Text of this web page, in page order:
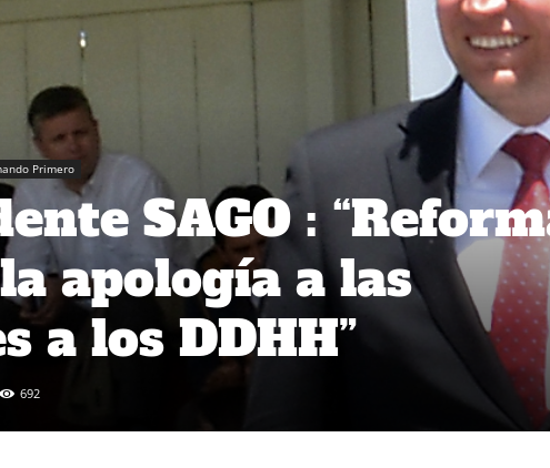
Primero
SAGO :
apología a las
a los DDHH”
692